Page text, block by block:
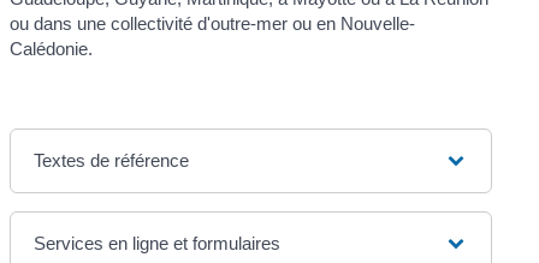
ou dans une collectivité d'outre-mer ou en Nouvelle-
Calédonie.
Textes de référence
Services en ligne et formulaires